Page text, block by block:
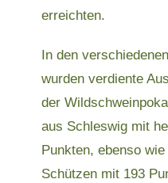
erreichten.
In den
wurden verdiente
der
aus Schleswig mit
Punkten, ebenso
Schützen mit 193